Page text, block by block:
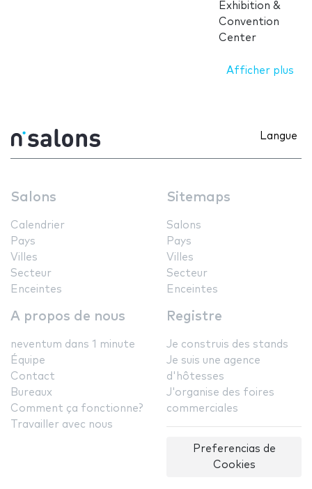
Exhibition &
Convention
Center
Afficher plus
Langue
Salons
Calendrier
Pays
Villes
Secteur
Enceintes
Sitemaps
Salons
Pays
Villes
Secteur
Enceintes
A propos de nous
neventum dans 1 minute
Équipe
Contact
Bureaux
Comment ça fonctionne?
Travailler avec nous
Registre
Je construis des stands
Je suis une agence
d'hôtesses
J'organise des foires
commerciales
Preferencias de
Cookies